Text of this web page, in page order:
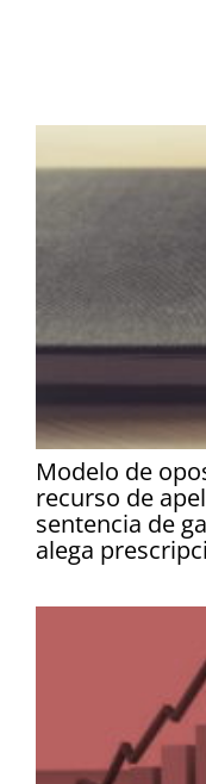
Modelo de
recurso de
sentencia de
alega